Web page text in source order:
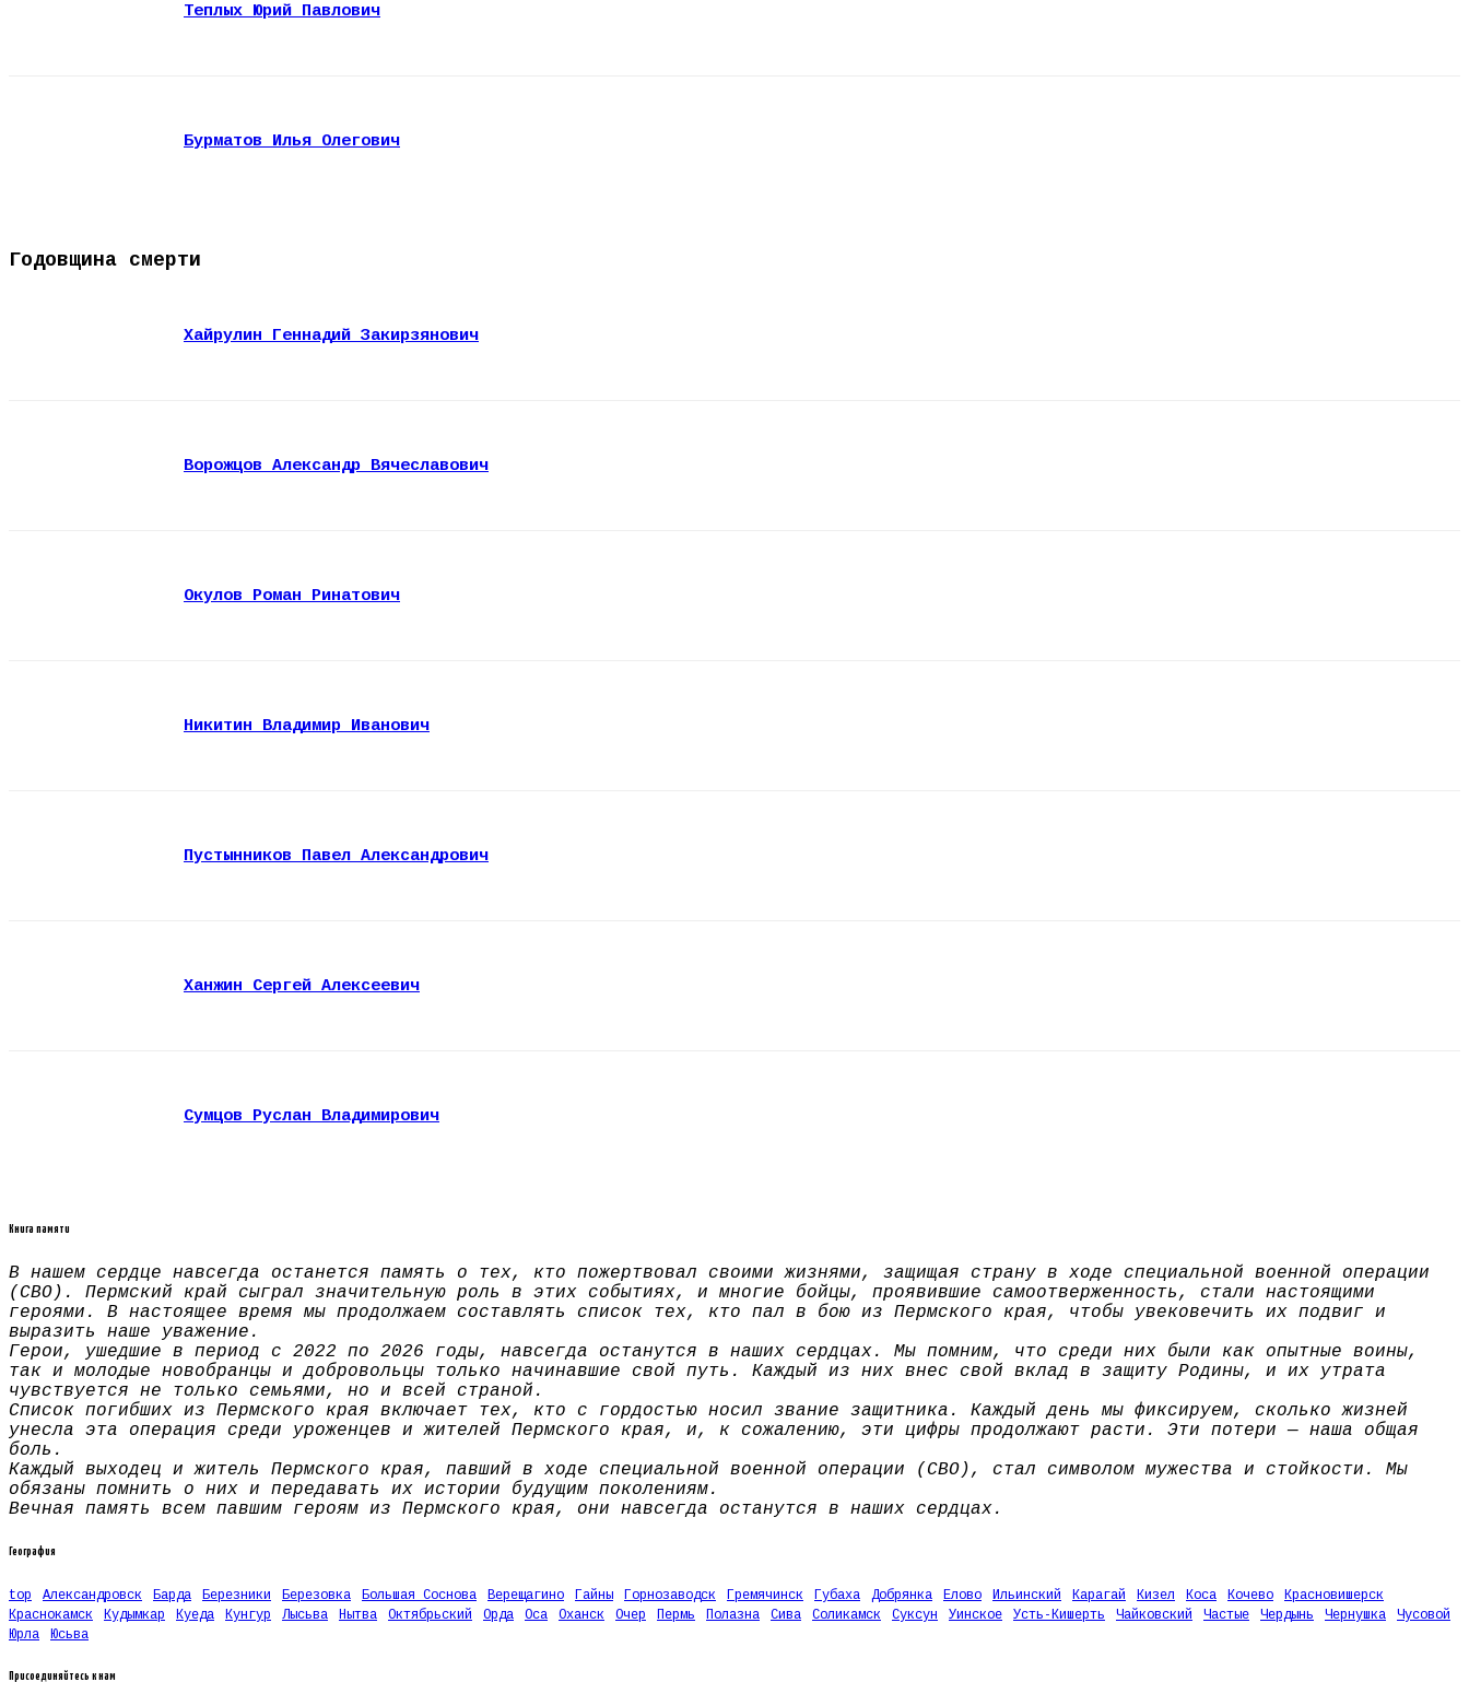
Теплых Юрий Павлович
Бурматов Илья Олегович
Годовщина смерти
Хайрулин Геннадий Закирзянович
Ворожцов Александр Вячеславович
Окулов Роман Ринатович
Никитин Владимир Иванович
Пустынников Павел Александрович
Ханжин Сергей Алексеевич
Сумцов Руслан Владимирович
Книга памяти
В нашем сердце навсегда останется память о тех, кто пожертвовал своими жизнями, защищая страну в ходе специальной военной операции
(СВО). Пермский край сыграл значительную роль в этих событиях, и многие бойцы, проявившие самоотверженность, стали настоящими
героями. В настоящее время мы продолжаем составлять список тех, кто пал в бою из Пермского края, чтобы увековечить их подвиг и
выразить наше уважение.
Герои, ушедшие в период с 2022 по 2026 годы, навсегда останутся в наших сердцах. Мы помним, что среди них были как опытные воины,
так и молодые новобранцы и добровольцы только начинавшие свой путь. Каждый из них внес свой вклад в защиту Родины, и их утрата
чувствуется не только семьями, но и всей страной.
Список погибших из Пермского края включает тех, кто с гордостью носил звание защитника. Каждый день мы фиксируем, сколько жизней
унесла эта операция среди уроженцев и жителей Пермского края, и, к сожалению, эти цифры продолжают расти. Эти потери — наша общая
боль.
Каждый выходец и житель Пермского края, павший в ходе специальной военной операции (СВО), стал символом мужества и стойкости. Мы
обязаны помнить о них и передавать их истории будущим поколениям.
Вечная память всем павшим героям из Пермского края, они навсегда останутся в наших сердцах.
География
top Александровск Барда Березники Березовка Большая Соснова Верещагино Гайны Горнозаводск Гремячинск Губаха Добрянка Елово Ильинский Карагай Кизел Коса Кочево
Красновишерск
Краснокамск
Кудымкар Куеда Кунгур Лысьва Нытва Октябрьский Орда Оса Оханск Очер Пермь Полазна Сива Соликамск Суксун Уинское Усть-Кишерть Чайковский Частые Чердынь Чернушка
Чусовой
Юрла
Юсьва
Присоединяйтесь к нам